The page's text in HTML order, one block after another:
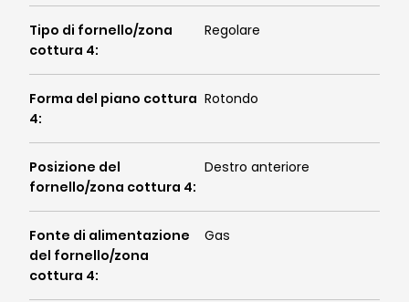
Tipo di fornello/zona
cottura 4:
Regolare
Forma del piano cottura
4:
Rotondo
Posizione del
fornello/zona cottura 4:
Destro anteriore
Fonte di alimentazione
del fornello/zona
cottura 4:
Gas